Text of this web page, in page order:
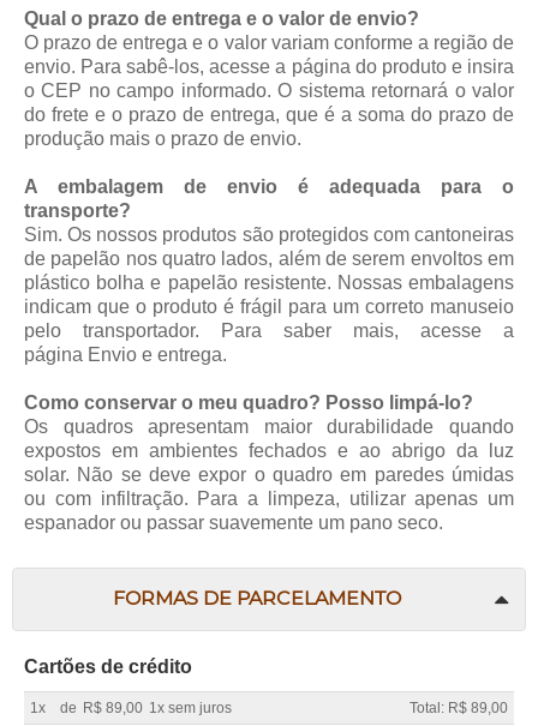
Qual o prazo de entrega e o valor de envio?
O prazo de entrega e o valor variam conforme a região de
envio. Para sabê-los, acesse a página do produto e insira
o CEP no campo informado. O sistema retornará o valor
do frete e o prazo de entrega, que é a soma do prazo de
produção mais o prazo de envio.
A embalagem de envio é adequada para o
transporte?
Sim. Os nossos produtos são protegidos com cantoneiras
de papelão nos quatro lados, além de serem envoltos em
plástico bolha e papelão resistente. Nossas embalagens
indicam que o produto é frágil para um correto manuseio
pelo transportador. Para saber mais, acesse a
página Envio e entrega.
Como conservar o meu quadro? Posso limpá-lo?
Os quadros apresentam maior durabilidade quando
expostos em ambientes fechados e ao abrigo da luz
solar. Não se deve expor o quadro em paredes úmidas
ou com infiltração. Para a limpeza, utilizar apenas um
espanador ou passar suavemente um pano seco.
FORMAS DE PARCELAMENTO
Cartões de crédito
1x de R$ 89,00 1x sem juros
Total: R$ 89,00